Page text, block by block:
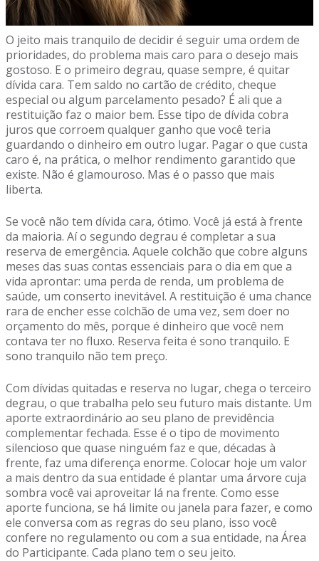
O jeito mais tranquilo de decidir é seguir uma ordem de
prioridades, do problema mais caro para o desejo mais
gostoso. E o primeiro degrau, quase sempre, é quitar
dívida cara. Tem saldo no cartão de crédito, cheque
especial ou algum parcelamento pesado? É ali que a
restituição faz o maior bem. Esse tipo de dívida cobra
juros que corroem qualquer ganho que você teria
guardando o dinheiro em outro lugar. Pagar o que custa
caro é, na prática, o melhor rendimento garantido que
existe. Não é glamouroso. Mas é o passo que mais
liberta.
Se você não tem dívida cara, ótimo. Você já está à frente
da maioria. Aí o segundo degrau é completar a sua
reserva de emergência. Aquele colchão que cobre alguns
meses das suas contas essenciais para o dia em que a
vida aprontar: uma perda de renda, um problema de
saúde, um conserto inevitável. A restituição é uma chance
rara de encher esse colchão de uma vez, sem doer no
orçamento do mês, porque é dinheiro que você nem
contava ter no fluxo. Reserva feita é sono tranquilo. E
sono tranquilo não tem preço.
Com dívidas quitadas e reserva no lugar, chega o terceiro
degrau, o que trabalha pelo seu futuro mais distante. Um
aporte extraordinário ao seu plano de previdência
complementar fechada. Esse é o tipo de movimento
silencioso que quase ninguém faz e que, décadas à
frente, faz uma diferença enorme. Colocar hoje um valor
a mais dentro da sua entidade é plantar uma árvore cuja
sombra você vai aproveitar lá na frente. Como esse
aporte funciona, se há limite ou janela para fazer, e como
ele conversa com as regras do seu plano, isso você
confere no regulamento ou com a sua entidade, na Área
do Participante. Cada plano tem o seu jeito.